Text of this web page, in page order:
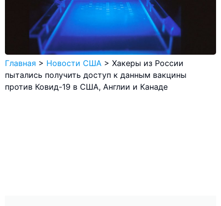
Главная > Новости США > Хакеры из России
пытались получить доступ к данным вакцины
против Ковид-19 в США, Англии и Канаде